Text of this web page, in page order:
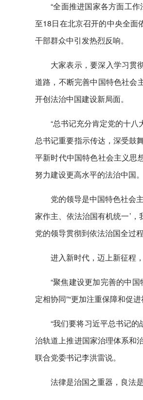
“全面推进国家各方面工
至18日在北京召开的中央全面
干部群众中引发热烈反响。
大家表示，要深入学习贯
道路，不断完善中国特色社会
开创法治中国建设新局面。
“总书记充分肯定党的十
总书记重要指示传达，深受鼓
平新时代中国特色社会主义思
努力建设更高水平的法治中国
党的领导是中国特色社会
家作主、依法治国有机统一’
党的领导贯彻到依法治国全过
进入新时代，迈上新征程
“聚焦建设更加完善的中
定相协同”“更加注重保障和促
“我们要将习近平总书记的
治轨道上推进国家治理体系和
联合党委书记李洪雷说。
法律是治国之重器，良法